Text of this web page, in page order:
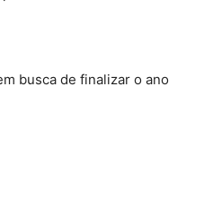
busca de finalizar o ano